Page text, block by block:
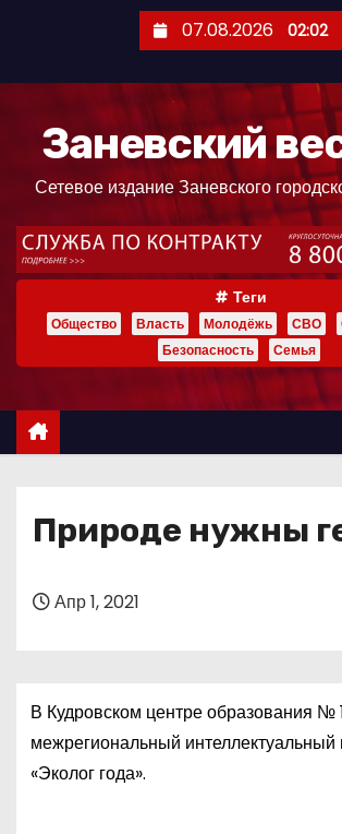
ж
07.08.2026 02:02
Заневский
Сетевое издание Заневского
Теги
Общество Власть Молодёжь СВО
Безопасность
Семья
Природе нужны
Апр 1, 2021
В Кудровском центре образования №
межрегиональный
«Эколог года».